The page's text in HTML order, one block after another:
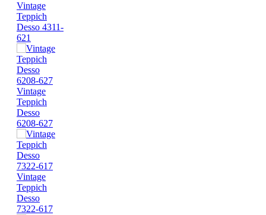
Vintage
Teppich
Desso 4311-
621
Vintage
Teppich
Desso
6208-627
Vintage
Teppich
Desso
7322-617